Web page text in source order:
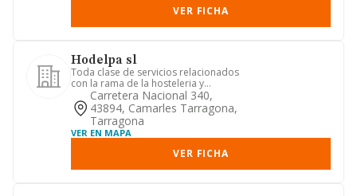
VER FICHA
Hodelpa sl
Toda clase de servicios relacionados
con la rama de la hosteleria y
restauracion.
Carretera Nacional 340,
43894, Camarles Tarragona,
Tarragona
VER EN MAPA
VER FICHA